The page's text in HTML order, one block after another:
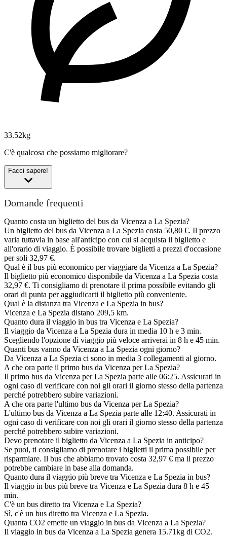
33.52kg
C'è qualcosa che possiamo migliorare?
Facci sapere!
Domande frequenti
Quanto costa un biglietto del bus da Vicenza a La Spezia?
Un biglietto del bus da Vicenza a La Spezia costa 50,80 €. Il prezzo
varia tuttavia in base all'anticipo con cui si acquista il biglietto e
all'orario di viaggio. È possibile trovare biglietti a prezzi d'occasione
per soli 32,97 €.
Qual è il bus più economico per viaggiare da Vicenza a La Spezia?
Il biglietto più economico disponibile da Vicenza a La Spezia costa
32,97 €. Ti consigliamo di prenotare il prima possibile evitando gli
orari di punta per aggiudicarti il biglietto più conveniente.
Qual è la distanza tra Vicenza e La Spezia in bus?
Vicenza e La Spezia distano 209,5 km.
Quanto dura il viaggio in bus tra Vicenza e La Spezia?
Il viaggio da Vicenza a La Spezia dura in media 10 h e 3 min.
Scegliendo l'opzione di viaggio più veloce arriverai in 8 h e 45 min.
Quanti bus vanno da Vicenza a La Spezia ogni giorno?
Da Vicenza a La Spezia ci sono in media 3 collegamenti al giorno.
A che ora parte il primo bus da Vicenza per La Spezia?
Il primo bus da Vicenza per La Spezia parte alle 06:25. Assicurati in
ogni caso di verificare con noi gli orari il giorno stesso della partenza
perché potrebbero subire variazioni.
A che ora parte l'ultimo bus da Vicenza per La Spezia?
L'ultimo bus da Vicenza a La Spezia parte alle 12:40. Assicurati in
ogni caso di verificare con noi gli orari il giorno stesso della partenza
perché potrebbero subire variazioni.
Devo prenotare il biglietto da Vicenza a La Spezia in anticipo?
Se puoi, ti consigliamo di prenotare i biglietti il prima possibile per
risparmiare. Il bus che abbiamo trovato costa 32,97 € ma il prezzo
potrebbe cambiare in base alla domanda.
Quanto dura il viaggio più breve tra Vicenza e La Spezia in bus?
Il viaggio in bus più breve tra Vicenza e La Spezia dura 8 h e 45
min.
C'è un bus diretto tra Vicenza e La Spezia?
Sì, c'è un bus diretto tra Vicenza e La Spezia.
Quanta CO2 emette un viaggio in bus da Vicenza a La Spezia?
Il viaggio in bus da Vicenza a La Spezia genera 15.71kg di CO2.